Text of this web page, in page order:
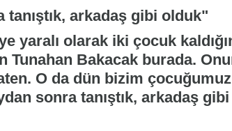
tanıştık, arkadaş gibi olduk"
yaralı olarak iki çocuk
Tunahan Bakacak burada.
O da dün bizim
sonra tanıştık, arkadaş